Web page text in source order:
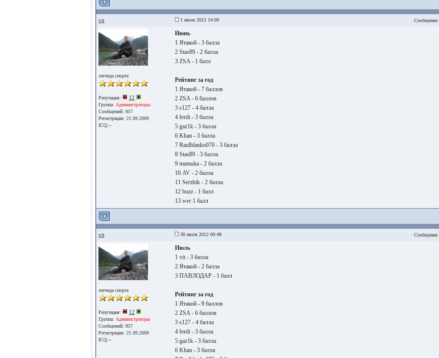
vit 1 июля 2012 14:09 Сообщение
легенда спорта
Репутация: 12
Группа: Администраторы
Сообщений: 857
Регистрация: 21.09.2009
ICQ:--
Июнь
1 Ятакой - 3 балла
2 Stas89 - 2 балла
3 ZSA - 1 балл
Рейтинг за год
1 Ятакой - 7 баллов
2 ZSA - 6 баллов
3 s127 - 4 балла
4 ferdi - 3 балла
5 gaz1k - 3 балла
6 Khan - 3 балла
7 Raulblanko070 - 3 балла
8 Stas89 - 3 балла
9 mamuka - 2 балла
10 AV - 2 балла
11 Serzhik - 2 балла
12 buzz - 1 балл
13 wer 1 балл
vit 30 июля 2012 09:48 Сообщение
легенда спорта
Репутация: 12
Группа: Администраторы
Сообщений: 857
Регистрация: 21.09.2009
ICQ:--
Июль
1 vit - 3 балла
2 Ятакой - 2 балла
3 ПАВЛОДАР - 1 балл
Рейтинг за год
1 Ятакой - 9 баллов
2 ZSA - 6 баллов
3 s127 - 4 балла
4 ferdi - 3 балла
5 gaz1k - 3 балла
6 Khan - 3 балла